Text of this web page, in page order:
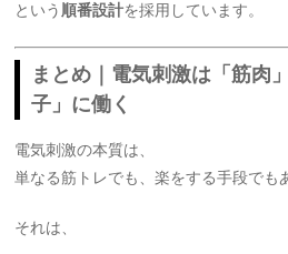
という 順番設計を採用しています。
まとめ｜電気刺激は「筋肉
子」に働く
電気刺激の本質は、
単なる筋トレでも、楽をする手段でも
それは、